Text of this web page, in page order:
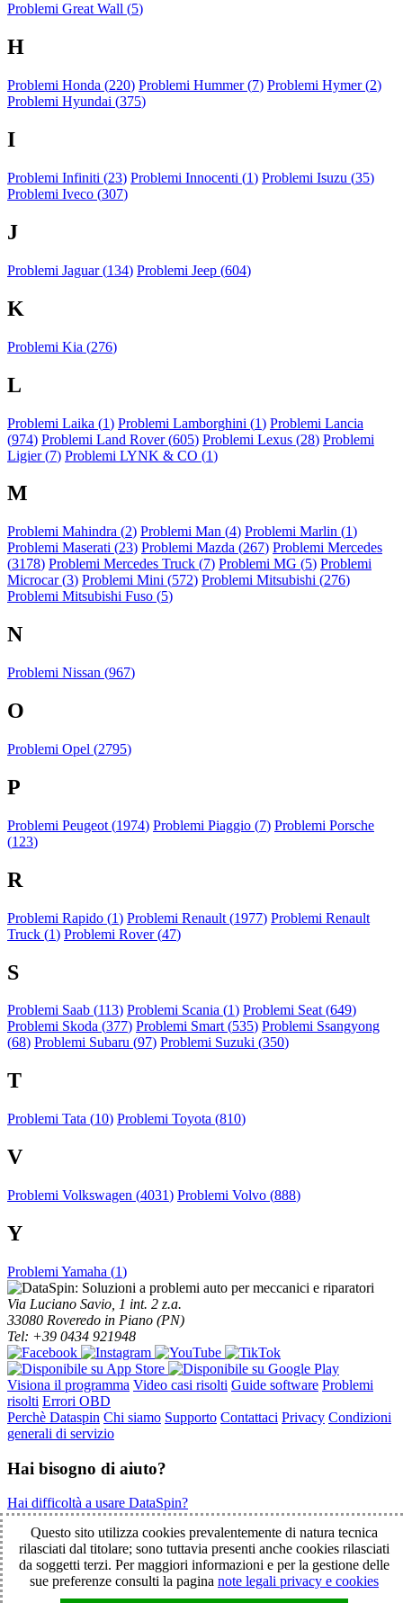
Problemi Great Wall (5)
H
Problemi Honda (220) Problemi Hummer (7) Problemi Hymer (2)
Problemi Hyundai (375)
I
Problemi Infiniti (23) Problemi Innocenti (1) Problemi Isuzu (35)
Problemi Iveco (307)
J
Problemi Jaguar (134) Problemi Jeep (604)
K
Problemi Kia (276)
L
Problemi Laika (1) Problemi Lamborghini (1) Problemi Lancia
(974) Problemi Land Rover (605) Problemi Lexus (28) Problemi
Ligier (7) Problemi LYNK & CO (1)
M
Problemi Mahindra (2) Problemi Man (4) Problemi Marlin (1)
Problemi Maserati (23) Problemi Mazda (267) Problemi Mercedes
(3178) Problemi Mercedes Truck (7) Problemi MG (5) Problemi
Microcar (3) Problemi Mini (572) Problemi Mitsubishi (276)
Problemi Mitsubishi Fuso (5)
N
Problemi Nissan (967)
O
Problemi Opel (2795)
P
Problemi Peugeot (1974) Problemi Piaggio (7) Problemi Porsche
(123)
R
Problemi Rapido (1) Problemi Renault (1977) Problemi Renault
Truck (1) Problemi Rover (47)
S
Problemi Saab (113) Problemi Scania (1) Problemi Seat (649)
Problemi Skoda (377) Problemi Smart (535) Problemi Ssangyong
(68) Problemi Subaru (97) Problemi Suzuki (350)
T
Problemi Tata (10) Problemi Toyota (810)
V
Problemi Volkswagen (4031) Problemi Volvo (888)
Y
Problemi Yamaha (1)
Via Luciano Savio, 1 int. 2 z.a.
33080 Roveredo in Piano (PN)
Tel: +39 0434 921948
Visiona il programma Video casi risolti Guide software Problemi
risolti Errori OBD
Perchè Dataspin Chi siamo Supporto Contattaci Privacy Condizioni
generali di servizio
Hai bisogno di aiuto?
Hai difficoltà a usare DataSpin?
Clicca per la teleassistenza!
© 2003-2026 DataSpin è un marchio SpinelCar - Tutti i diritti
riservati - È vietata la riproduzione anche parziale - Partita IVA
Questo sito utilizza cookies prevalentemente di natura tecnica
rilasciati dal titolare; sono tuttavia presenti anche cookies rilasciati
da soggetti terzi. Per maggiori informazioni e per la gestione delle
sue preferenze consulti la pagina note legali privacy e cookies